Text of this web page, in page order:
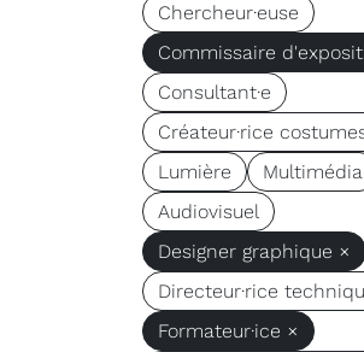
Chercheur·euse
Commissaire
Consultant·e
Créateur·rice
Lumière
Multimédia
Audiovisuel
Designer graphique ×
Directeur·rice
Formateur·ice ×